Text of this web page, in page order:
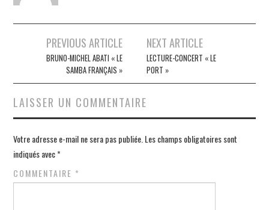
Navigation
articles
PREVIOUS ARTICLE
BRUNO-MICHEL ABATI « LE
SAMBA FRANÇAIS »
NEXT ARTICLE
LECTURE-CONCERT « LE
PORT »
LAISSER UN COMMENTAIRE
Votre adresse e-mail ne sera pas publiée. Les champs obligatoires sont
indiqués avec*
COMMENTAIRE *